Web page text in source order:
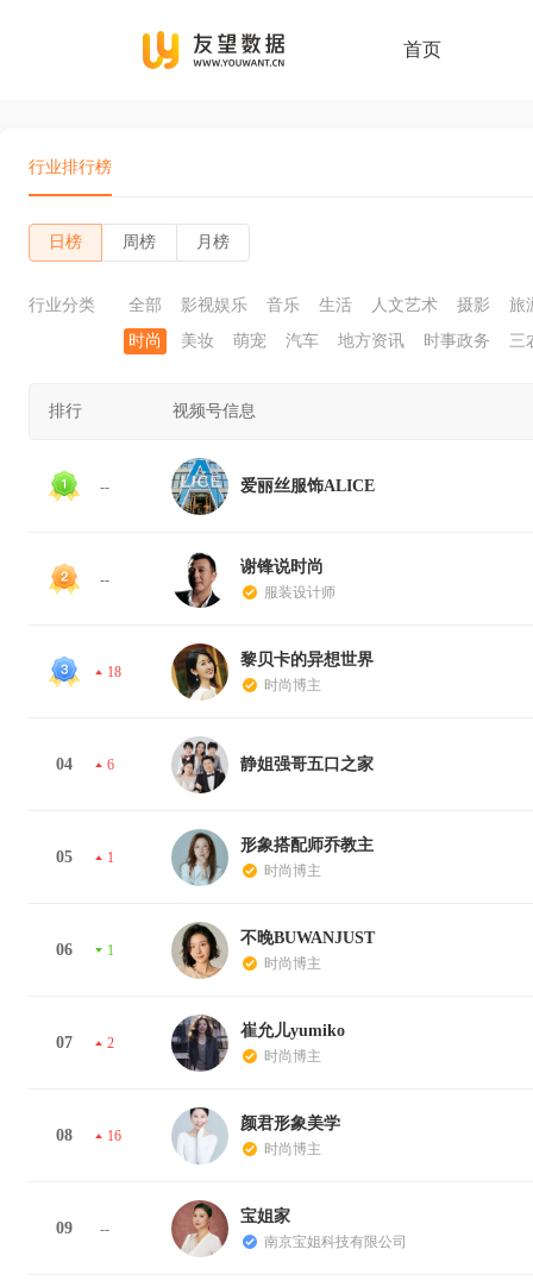
首页
行业排行榜
日榜 周榜 月榜
行业分类 全部 影视娱乐 音乐 生活 人文艺术 摄影
旅
时尚
美妆 萌宠 汽车 地方资讯 时事政务 三
排行 视频号信息
-- 爱丽丝服饰ALICE
--
谢锋说时尚
服装设计师
18
黎贝卡的异想世界
时尚博主
04 6 静姐强哥五口之家
05 1
形象搭配师乔教主
时尚博主
06 1
不晚BUWANJUST
时尚博主
07 2
崔允儿yumiko
时尚博主
08 16
颜君形象美学
时尚博主
09 --
宝姐家
南京宝姐科技有限公司